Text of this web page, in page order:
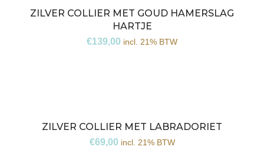
ZILVER COLLIER MET GOUD HAMERSLAG
HARTJE
€139,00 incl. 21% BTW
ZILVER COLLIER MET LABRADORIET
€69,00 incl. 21% BTW